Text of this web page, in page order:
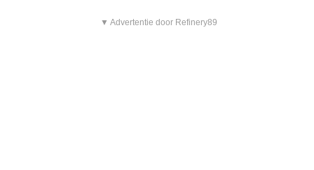
▼ Advertentie door Refinery89